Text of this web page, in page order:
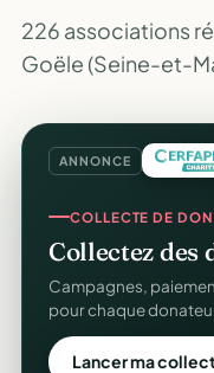
226 associations
Goële (Seine-et-
ANNONCE
COLLECTE DE
Collectez des
Campagnes,
pour chaque
Lancer ma